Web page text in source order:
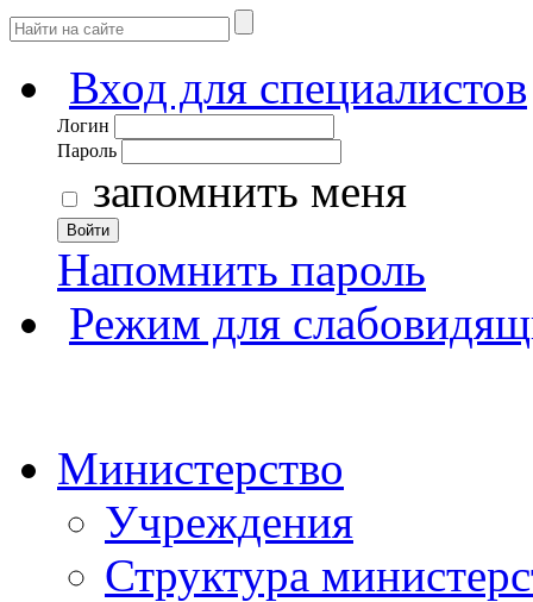
Вход для специалистов
Логин
Пароль
запомнить меня
Войти
Напомнить пароль
Режим для
Министерство
Учреждения
Структура